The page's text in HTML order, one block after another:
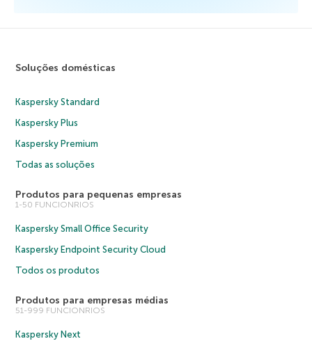
Soluções domésticas
Kaspersky Standard
Kaspersky Plus
Kaspersky Premium
Todas as soluções
Produtos para pequenas empresas
1-50 FUNCIONRIOS
Kaspersky Small Office Security
Kaspersky Endpoint Security Cloud
Todos os produtos
Produtos para empresas médias
51-999 FUNCIONRIOS
Kaspersky Next